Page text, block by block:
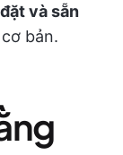
và sẵn
bản.